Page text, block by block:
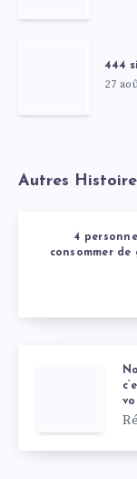
444
27
Autres
4
consommer